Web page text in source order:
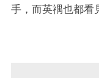
手，而英禑也都看